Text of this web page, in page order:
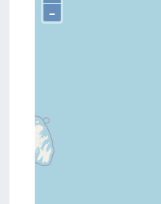
–